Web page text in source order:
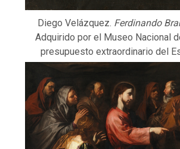
Diego Velázquez. Ferdinando
Adquirido por el Museo Nacional
presupuesto extraordinario del